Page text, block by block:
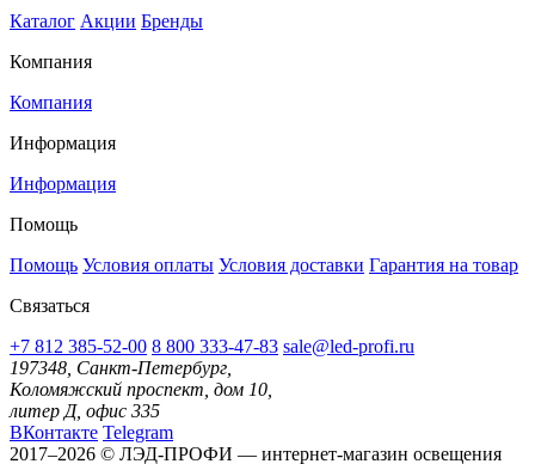
Каталог Акции Бренды
Компания
Компания
Информация
Информация
Помощь
Помощь Условия оплаты Условия доставки Гарантия на товар
Связаться
+7 812 385-52-00 8 800 333-47-83 sale@led-profi.ru
197348, Санкт-Петербург,
Коломяжский проспект, дом 10,
литер Д, офис 335
ВКонтакте Telegram
2017–2026 © ЛЭД-ПРОФИ — интернет-магазин освещения